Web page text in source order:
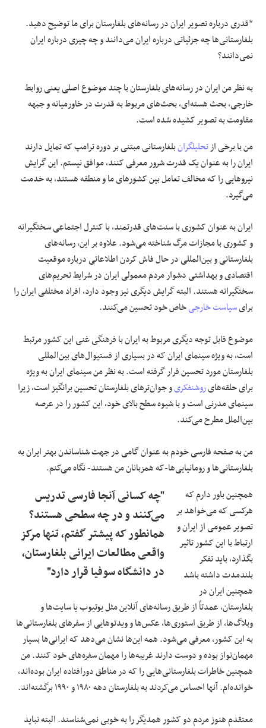
*قدری درباره تصویر ایران در رسانه‌های بلغارستان برای ما توضیح دهید.
بلغارستانی‌ها چه جزئیاتی درباره ایران می‌دانند و چه چیزی درباره ایران
نمی‌دانند؟
به نظر من ایران در رسانه‌های بلغارستان با چند موضوع اصلی یعنی روابط
خارجی، بحث هسته‌ای، بحث‌های مربوط به قدرت در خاورمیانه و جبهه
مقاومت به تصویر کشیده شده است.
من با برخی ازتحلیلگرانبلغارستانی مبتنی بر دوره ترامپ که تمایل دارند
ایران را به عنوان یک قدرت شرور معرفی کنند، موافق نیستم. این گرایش
نیروهایی را که مخالف تعامل بین کشورهای ما و منطقه هستند، به خدمت
می‌گیرد.
ایران به عنوان کشوری با سنت‌های قدرتمند، با کنترل اجتماعی سختگیرانه
و کشوری با مجازات مرگ شناخته می‌شود. علاوه بر این، رسانه‌های
بلغارستانی و بین‌المللی در حال فاش کردن اطلاعاتی درباره موقعیت
اقتصادی و بهداشتی دشوار مردم معمولی ایران در شرایط تحریم‌های
سختگیرانه هستند. البته گرایش دیگری نیز وجود دارد، افراد مختلفی ایران را
برایسیاست خارجیخاص خود تحسین می‌کنند.
موضوع قابل توجه دیگری مربوط به ایران با فرهنگی غنی این کشور مرتبط
است، به ویژه سینمای ایران که در بسیاری از فستیوال‌های بین‌المللی
بلغارستان مورد تحسین قرار گرفته است. به نظر من سینمای ایران به ویژه
برای حلقه‌هایروشنفکریو جوان‌ترهای بلغارستان تحسین برانگیز است، زیرا
سینمای مدرنی است و با شیوه سطح بالای خود، این کشور را در عرصه
بین‌الملل مطرح می‌کند.
من به صفحه فارسی خودم به عنوان گامی در جهت شناساندن بهتر ایران به
بلغارستانی‌ها و رومانیایی‌ها-که همزبانان من هستند- نگاه می‌کنم.
"چه کسانی آنجا فارسی تدریس
می‌کنند و در چه سطحی هستند؟
همانطور که پیشتر گفتم، تنها مرکز
واقعی مطالعات ایرانی بلغارستان،
در دانشگاه سوفیا قرار دارد"
همچنین باور دارم که
هرکسی که می‌خواهد بر
تصویر عمومی از ایران و
ارتباط با این کشور تاثیر
بگذارد، باید تفکر
بلندمدت داشته باشد
همچنین ایران در
بلغارستان، عمدتاً از طریق رسانه‌های آنلاین مثل یوتیوب یا سایت‌ها و
وبلاگ‌ها، از طریق استوری‌ها، عکس‌ها و ویدئوهایی از سفرهای بلغارستانی‌ها
به این کشور، معرفی می‌شود. همه این‌ها نشان می‌دهد که ایرانی‌ها بسیار
مهمان‌نواز بوده و دوست دارند غریبه‌ها را مهمان سفره‌های خود کنند. من
همچنین خاطرات بلغارستانی‌هایی را که در مناطق دورافتاده ایران بوده‌اند،
خوانده‌ام. آنها احساس می‌کردند به بلغارستان دهه ۱۹۸۰ و ۱۹۹۰ برگشته‌اند.
معتقدم هنوز مردم دو کشور همدیگر را به خوبی نمی‌شناسند. البته نباید